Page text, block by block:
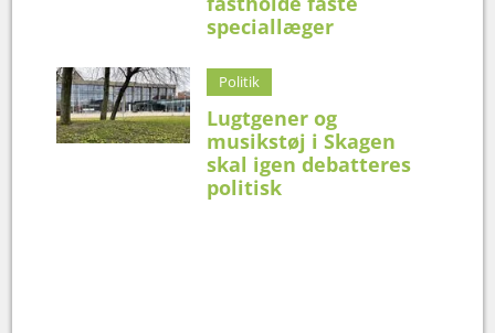
speciallæger
Politik
Lugtgener og
musikstøj i Skagen
skal igen debatteres
politisk